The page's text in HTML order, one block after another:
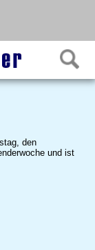
den
und ist